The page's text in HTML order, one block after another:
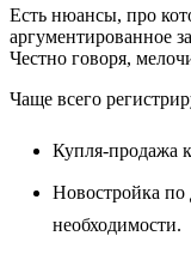
Есть нюансы, про
аргументированное
Честно говоря,
Чаще всего
Купля‑продажа
Новостройка по
необходимости.